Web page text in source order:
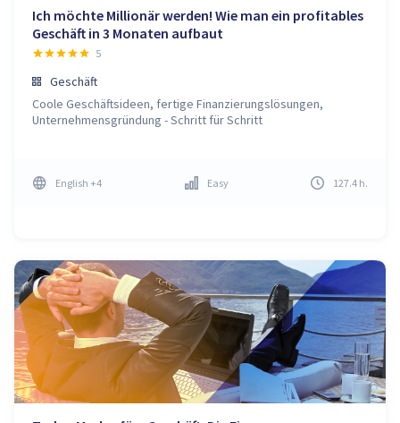
Ich möchte Millionär werden! Wie man ein profitables
Geschäft in 3 Monaten aufbaut
5
Geschäft
Coole Geschäftsideen, fertige Finanzierungslösungen,
Unternehmensgründung - Schritt für Schritt
English +4 Easy 127.4 h.